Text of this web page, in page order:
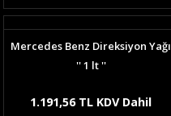
Mercedes Benz Direksiyon Yağı
'' 1 lt ''
1.191,56 TL KDV Dahil